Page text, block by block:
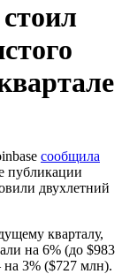
сообщила
публикации
двухлетний
кварталу,
на 6% (до $983
3% ($727 млн).